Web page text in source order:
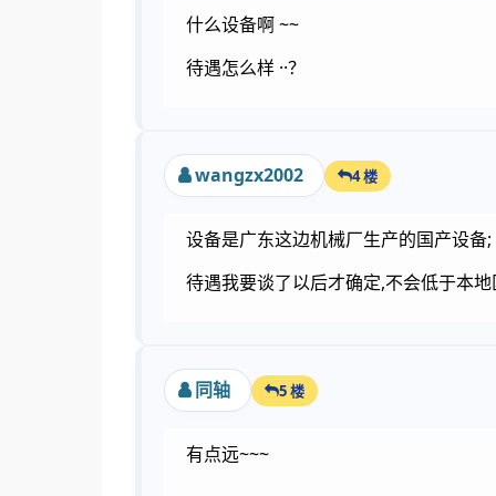
什么设备啊 ~~
待遇怎么样 ··？
wangzx2002 4 楼
设备是广东这边机械厂生产的国产设备;
待遇我要谈了以后才确定,不会低于本
同轴 5 楼
有点远~~~